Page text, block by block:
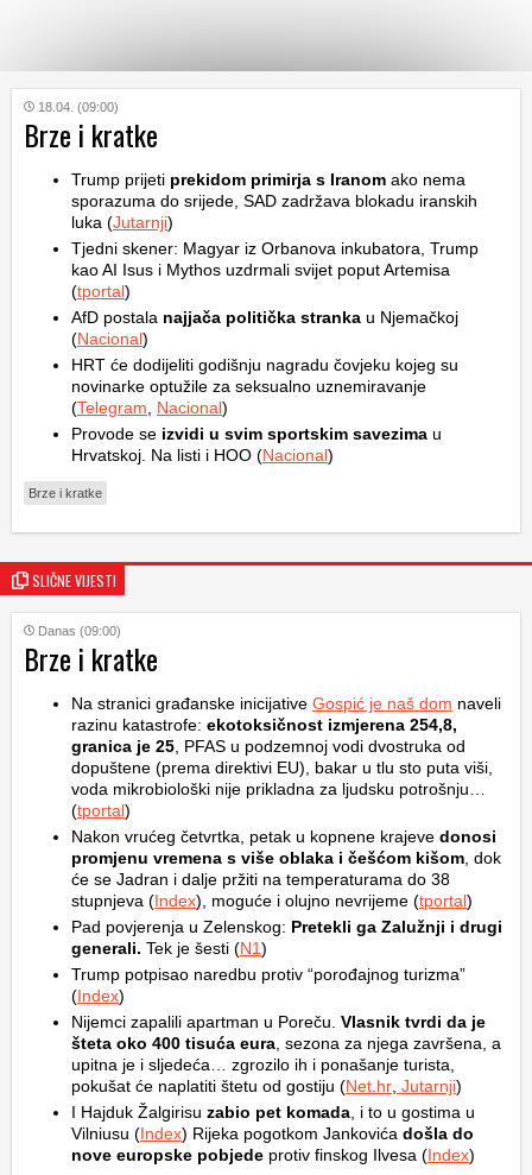
KATEGORIJE
HRVATSKI
WEB
18.04. (09:00)
Brze i kratke
Trump prijeti prekidom primirja s Iranom ako nema
sporazuma do srijede, SAD zadržava blokadu iranskih
luka (Jutarnji)
Tjedni skener: Magyar iz Orbanova inkubatora, Trump
kao AI Isus i Mythos uzdrmali svijet poput Artemisa
(tportal)
AfD postala najjača politička stranka u Njemačkoj
(Nacional)
HRT će dodijeliti godišnju nagradu čovjeku kojeg su
novinarke optužile za seksualno uznemiravanje
(Telegram Nacional)
Provode se izvidi u svim sportskim savezima u
Hrvatskoj. Na listi i HOO (Nacional)
Brze i kratke
SLIČNE VIJESTI
Danas (09:00)
Brze i kratke
Na stranici građanske inicijative Gospić je naš dom naveli
razinu katastrofe: ekotoksičnost izmjerena 254,8,
granica je 25 , PFAS u podzemnoj vodi dvostruka od
dopuštene (prema direktivi EU), bakar u tlu sto puta viši,
voda mikrobiološki nije prikladna za ljudsku potrošnju…
(tportal)
Nakon vrućeg četvrtka, petak u kopnene krajeve donosi
promjenu vremena s više oblaka i češćom kišom , dok
će se Jadran i dalje pržiti na temperaturama do 38
stupnjeva (Index), moguće i olujno nevrijeme (tportal)
Pad povjerenja u Zelenskog: Pretekli ga Zalužnji i drugi
generali. Tek je šesti (N1)
Trump potpisao naredbu protiv “porođajnog turizma”
(Index)
Nijemci zapalili apartman u Poreču. Vlasnik tvrdi da je
šteta oko 400 tisuća eura , sezona za njega završena, a
upitna je i sljedeća… zgrozilo ih i ponašanje turista,
pokušat će naplatiti štetu od gostiju (Net.hr Jutarnji)
I Hajduk Žalgirisu zabio pet komada , i to u gostima u
Vilniusu (Index) Rijeka pogotkom Jankovića došla do
nove europske pobjede protiv finskog Ilvesa (Index)